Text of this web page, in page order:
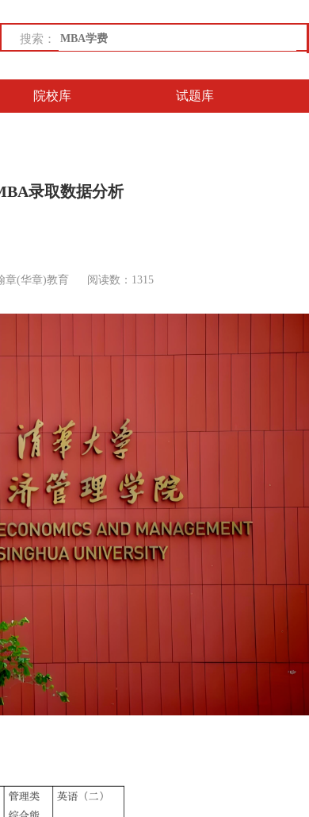
搜索：
院校库 试题库
录取数据分析
章(华章)教育 阅读数：1315